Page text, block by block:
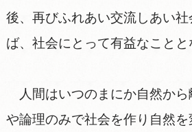
後、再びふれあい交流しあい
ば、社会にとって有益なことと
人間はいつのまにか自然から
や論理のみで社会を作り自然を